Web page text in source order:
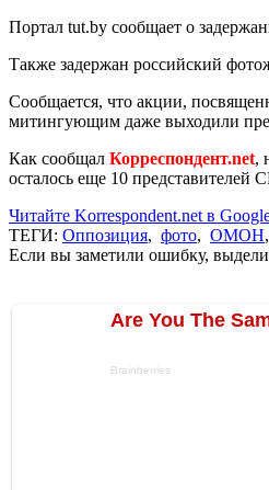
Портал tut.by сообщает о
Также задержан российский
Сообщается, что акции,
митингующим даже выходили
Как сообщал Корреспондент.net,
осталось еще 10 представителей
Читайте Korrespondent.net в
ТЕГИ: Оппозиция, фото, ОМОН,
Если вы заметили ошибку,